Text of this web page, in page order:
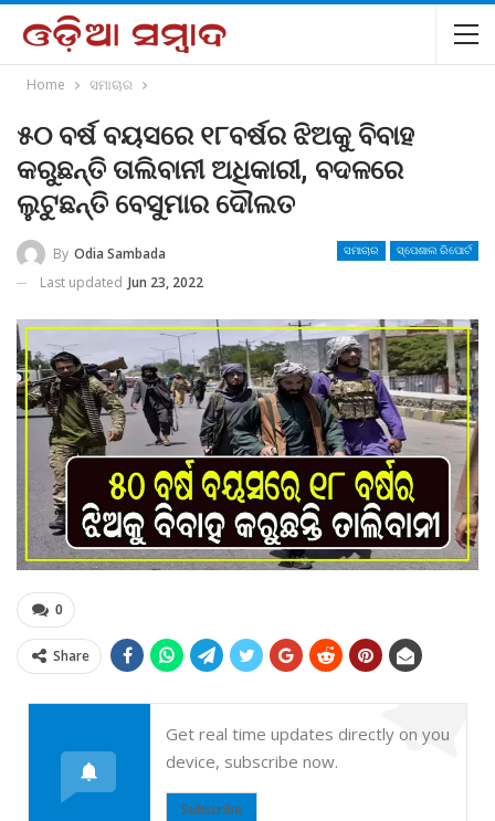
Home ସମାଚାର
୫୦ ବର୍ଷ ବୟସରେ ୧୮ବର୍ଷର ଝିଅକୁ ବିବାହ
କରୁଛନ୍ତି ତାଲିବାନୀ ଅଧିକାରୀ, ବଦଳରେ
ଲୁଟୁଛନ୍ତି ବେସୁମାର ଦୌଲତ
ସମାଚାର ସ୍ପେଶାଲ ରିପୋର୍ଟ
By Odia Sambada
Last updated Jun 23, 2022
0
Share
Get real time updates directly on you
device, subscribe now.
Subscribe